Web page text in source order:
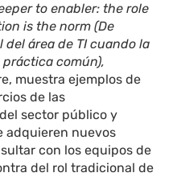
to enabler: the role
is the norm (De
área de TI cuando la
común),
muestra ejemplos de
de las
sector público y
adquieren nuevos
con los equipos de
del rol tradicional de